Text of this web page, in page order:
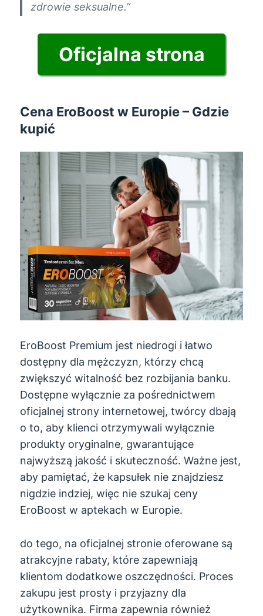
zdrowie seksualne.”
Oficjalna strona
Cena EroBoost w Europie – Gdzie
kupić
EroBoost Premium jest niedrogi i łatwo
dostępny dla mężczyzn, którzy chcą
zwiększyć witalność bez rozbijania banku.
Dostępne wyłącznie za pośrednictwem
oficjalnej strony internetowej, twórcy dbają
o to, aby klienci otrzymywali wyłącznie
produkty oryginalne, gwarantujące
najwyższą jakość i skuteczność. Ważne jest,
aby pamiętać, że kapsułek nie znajdziesz
nigdzie indziej, więc nie szukaj ceny
EroBoost w aptekach w Europie.
do tego, na oficjalnej stronie oferowane są
atrakcyjne rabaty, które zapewniają
klientom dodatkowe oszczędności. Proces
zakupu jest prosty i przyjazny dla
użytkownika. Firma zapewnia również